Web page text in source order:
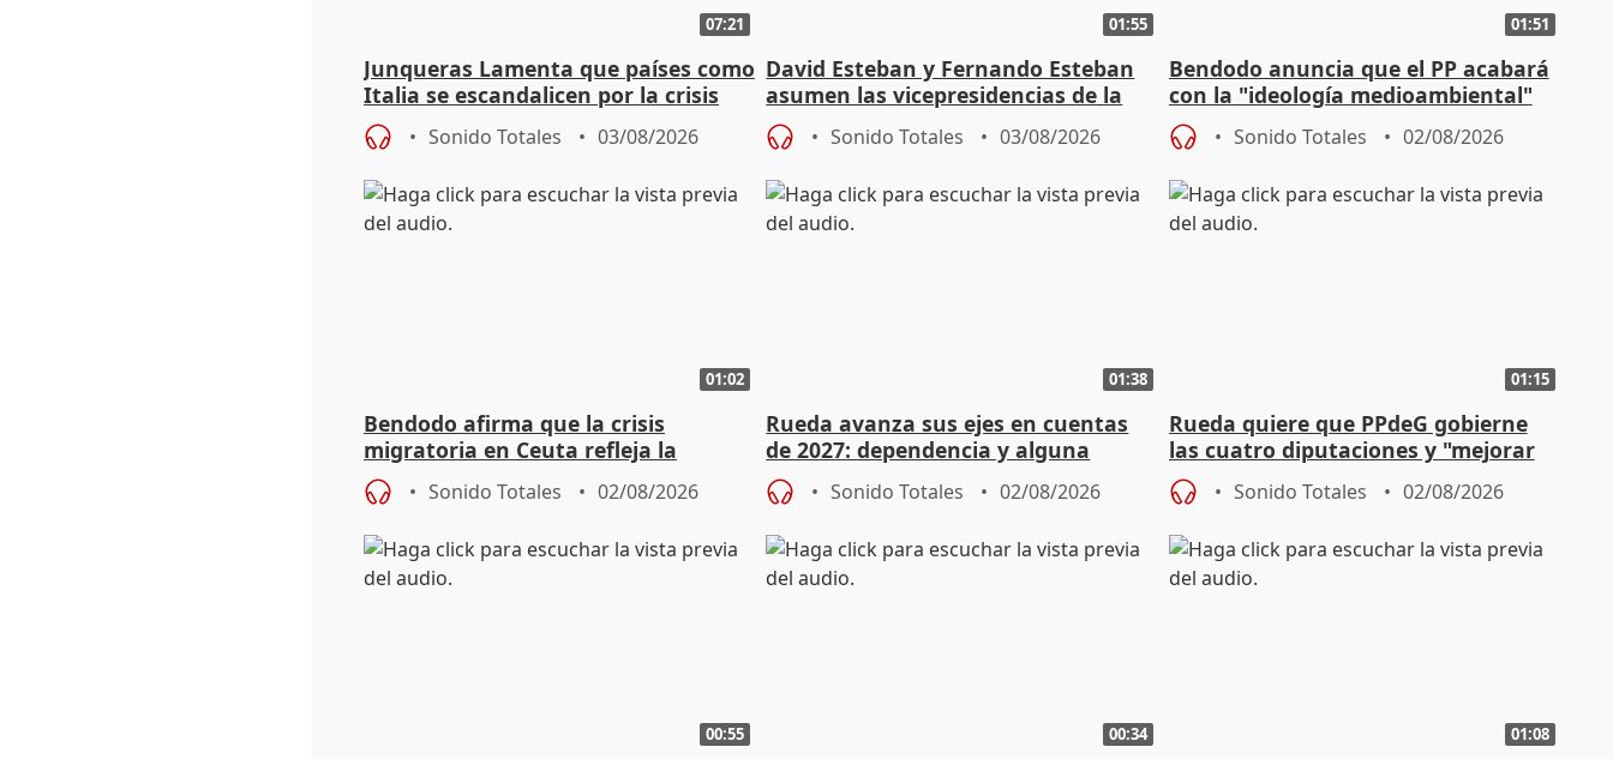
07:21
Junqueras Lamenta que países como
Italia se escandalicen por la crisis
migratoria
Sonido Totales 03/08/2026
01:55
David Esteban y Fernando Esteban
asumen las vicepresidencias de la
Diputación de Valladolid
Sonido Totales 03/08/2026
01:51
Bendodo anuncia que el PP acabará
con la "ideología medioambiental"
para regenerar las playas
Sonido Totales 02/08/2026
01:02
Bendodo afirma que la crisis
migratoria en Ceuta refleja la
"extrema debilidad" del Gobierno
Sonido Totales 02/08/2026
01:38
Rueda avanza sus ejes en cuentas
de 2027: dependencia y alguna
rebaja fiscal más en vivienda
Sonido Totales 02/08/2026
01:15
Rueda quiere que PPdeG gobierne
las cuatro diputaciones y "mejorar
en concejales" en ciudades
Sonido Totales 02/08/2026
00:55 00:34 01:08